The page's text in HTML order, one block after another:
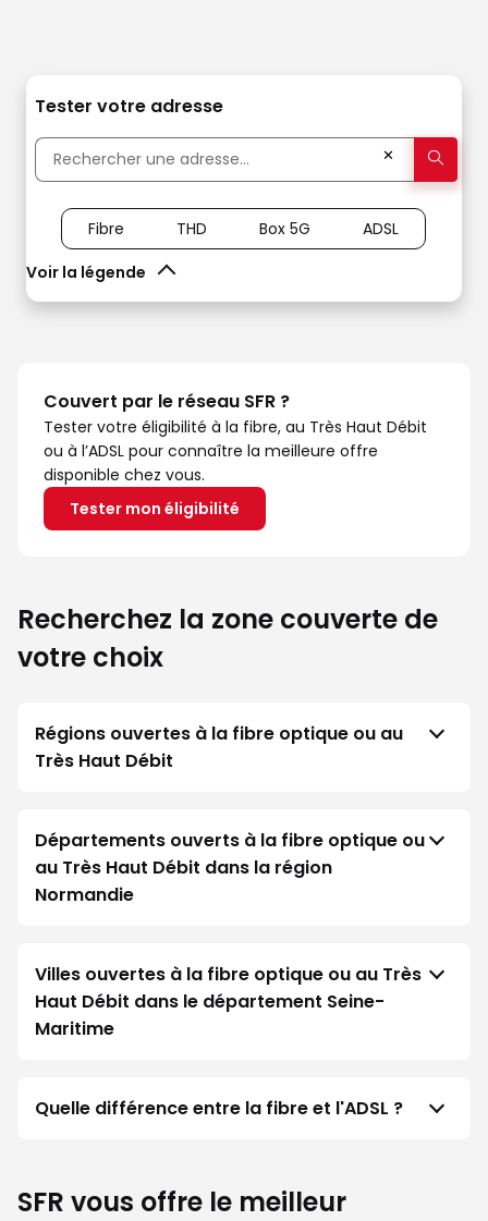
Tester votre adresse
✕
Voir la légende
Fibre THD Box 5G ADSL
Couvert par le réseau SFR ?
Tester votre éligibilité à la fibre, au Très Haut Débit
ou à l’ADSL pour connaître la meilleure offre
disponible chez vous.
Tester mon éligibilité
Recherchez la zone couverte de
votre choix
Régions ouvertes à la fibre optique ou au
Très Haut Débit
Départements ouverts à la fibre optique ou
au Très Haut Débit dans la région
Normandie
Villes ouvertes à la fibre optique ou au Très
Haut Débit dans le département Seine-
Maritime
Quelle différence entre la fibre et l'ADSL ?
SFR vous offre le meilleur